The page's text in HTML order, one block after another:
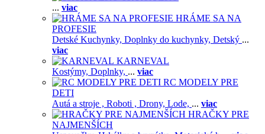
... viac
HRÁME SA NA
PROFESIE
Detské Kuchynky, Doplnky do kuchynky, Detský ...
viac
KARNEVAL
Kostýmy, Doplnky, ... viac
RC MODELY PRE
DETI
Autá a stroje , Roboti , Drony, Lode, ... viac
HRAČKY PRE
NAJMENŠÍCH